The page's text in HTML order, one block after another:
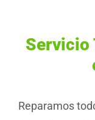
Servicio
Reparamos